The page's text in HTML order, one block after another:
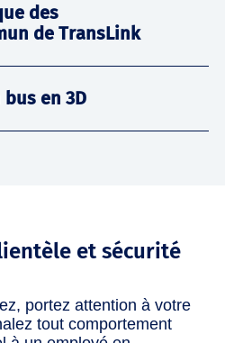
des
de TransLink
en 3D
et sécurité
portez attention à votre
tout comportement